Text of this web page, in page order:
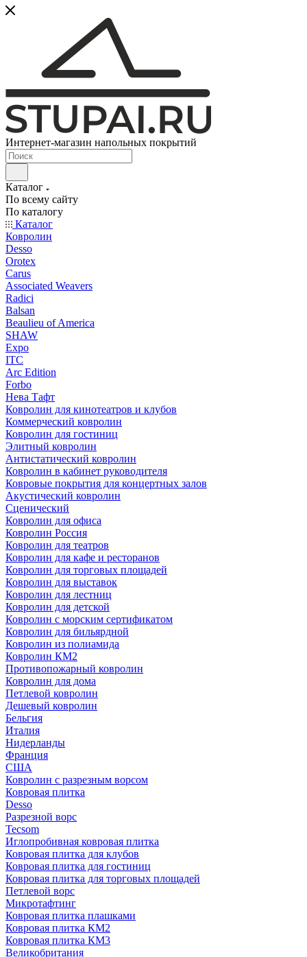
Интернет-магазин напольных покрытий
Каталог
По всему сайту
По каталогу
Каталог
Ковролин
Desso
Orotex
Carus
Associated Weavers
Radici
Balsan
Beaulieu of America
SHAW
Expo
ITC
Arc Edition
Forbo
Нева Тафт
Ковролин для кинотеатров и клубов
Коммерческий ковролин
Ковролин для гостиниц
Элитный ковролин
Антистатический ковролин
Ковролин в кабинет руководителя
Ковровые покрытия для концертных залов
Акустический ковролин
Сценический
Ковролин для офиса
Ковролин Россия
Ковролин для театров
Ковролин для кафе и ресторанов
Ковролин для торговых площадей
Ковролин для выставок
Ковролин для лестниц
Ковролин для детской
Ковролин с морским сертификатом
Ковролин для бильярдной
Ковролин из полиамида
Ковролин КМ2
Противопожарный ковролин
Ковролин для дома
Петлевой ковролин
Дешевый ковролин
Бельгия
Италия
Нидерланды
Франция
США
Ковролин с разрезным ворсом
Ковровая плитка
Desso
Разрезной ворс
Tecsom
Иглопробивная ковровая плитка
Ковровая плитка для клубов
Ковровая плитка для гостиниц
Ковровая плитка для торговых площадей
Петлевой ворс
Микротафтинг
Ковровая плитка плашками
Ковровая плитка КМ2
Ковровая плитка КМ3
Великобритания